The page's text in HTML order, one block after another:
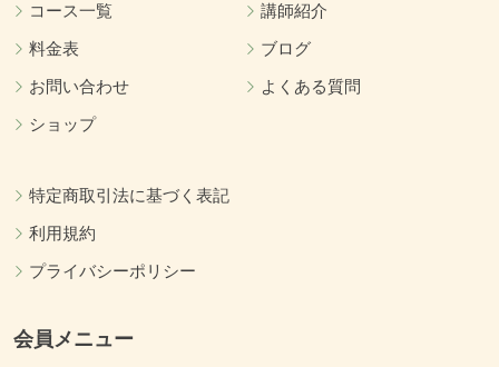
コース一覧
講師紹介
料金表
ブログ
お問い合わせ
よくある質問
ショップ
特定商取引法に基づく表記
利用規約
プライバシーポリシー
会員メニュー